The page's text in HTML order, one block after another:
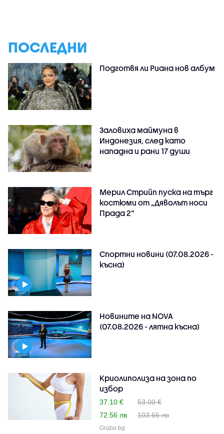
ПОСЛЕДНИ
Подготвя ли Риана нов албум
Заловиха маймуна в
Индонезия, след като
нападна и рани 17 души
Мерил Стрийп пуска на търг
костюми от „Дяволът носи
Прада 2“
Спортни новини (07.08.2026 -
късна)
Новините на NOVA
(07.08.2026 - лятна късна)
Криолиполиза на зона по
избор
37.10 €
53.00 €
72.56 лв
103.66 лв
Grabo.bg